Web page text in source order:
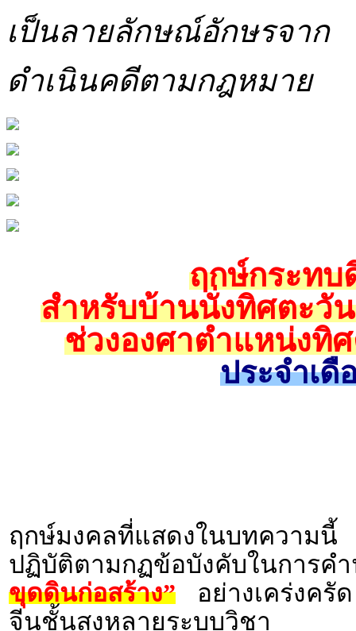
เป็นลายลักษณ์อักษรจาก
ดำเนินคดีตามกฎหมาย
ฤกษ์กระทบ
สำหรับบ้านนั่งทิศตะวั
ช่วงองศาตำแหน่งทิศ
ประจำเดื
ฤกษ์มงคลที่แสดงในบทความ
ปฏิบัติตามกฏข้อบังคับในกา
ขุดดินก่อสร้าง” อย่างเคร่งครั
จีนชั้นสูงหลายระบบวิชา